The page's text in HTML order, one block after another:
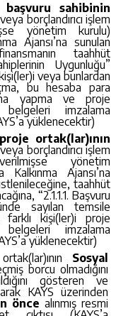
başvuru sahibinin
borçlandırıcı işlem
yönetim kurulu)
Ajansı’na sunulan
taahhüt
Uygunluğu”
veya bunlardan
bu hesaba para
yapma ve proje
belgeleri imzalama
yüklenecektir)
proje ortak(lar)ının
borçlandırıcı işlem
yönetim
Kalkınma Ajansı’na
taahhüt
“2.1.1.1. Başvuru
sayılan temsile
kişi(ler)i proje
belgeleri imzalama
yüklenecektir)
Sosyal
borcu olmadığını
gösteren ve
KAYS üzerinden
önce alınmış resmi